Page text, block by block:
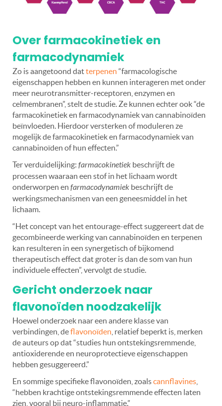
Over farmacokinetiek en
farmacodynamiek
Zo is aangetoond datterpenen “farmacologische
eigenschappen hebben en kunnen interageren met onder
meer neurotransmitter-receptoren, enzymen en
celmembranen”, stelt de studie. Ze kunnen echter ook “de
farmacokinetiek en farmacodynamiek van cannabinoïden
beïnvloeden. Hierdoor versterken of moduleren ze
mogelijk de farmacokinetiek en farmacodynamiek van
cannabinoïden of hun effecten.”
Ter verduidelijking: farmacokinetiek beschrijft de
processen waaraan een stof in het lichaam wordt
onderworpen en farmacodynamiek beschrijft de
werkingsmechanismen van een geneesmiddel in het
lichaam.
“Het concept van het entourage-effect suggereert dat de
gecombineerde werking van cannabinoïden en terpenen
kan resulteren in een synergetisch of bijkomend
therapeutisch effect dat groter is dan de som van hun
individuele effecten”, vervolgt de studie.
Gericht onderzoek naar
flavonoïden noodzakelijk
Hoewel onderzoek naar een andere klasse van
verbindingen, deflavonoïden , relatief beperkt is, merken
de auteurs op dat “studies hun ontstekingsremmende,
antioxiderende en neuroprotectieve eigenschappen
hebben gesuggereerd.”
En sommige specifieke flavonoïden, zoalscannflavines
“hebben krachtige ontstekingsremmende effecten laten
zien, vooral bij neuro-inflammatie.”